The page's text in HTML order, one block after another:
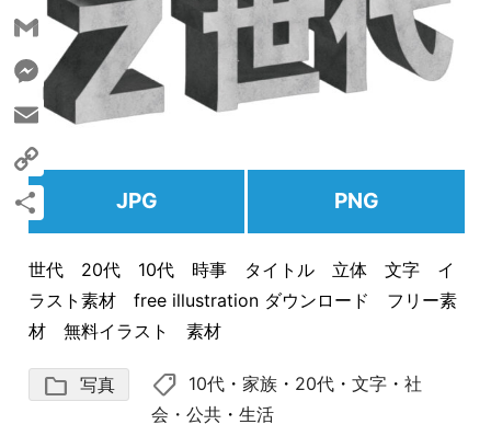
JPG PNG
世代 20代 10代 時事 タイトル 立体 文字 イ
ラスト素材 free illustration ダウンロード フリー素
材 無料イラスト 素材
folder 写真 shoppingmode 10代 ・家族 ・ 20代 ・文字 ・社
会・公共 ・生活
Hatena
Gmail
Messenger
Email
Copy
Link
共
有